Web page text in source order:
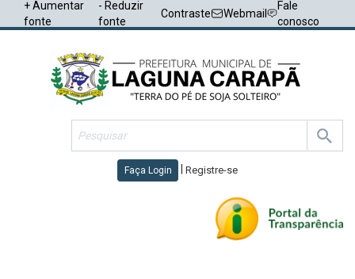
+ Aumentar
fonte
- Reduzir
fonte
Contraste Webmail
Fale
conosco
Faça Login Registre-se